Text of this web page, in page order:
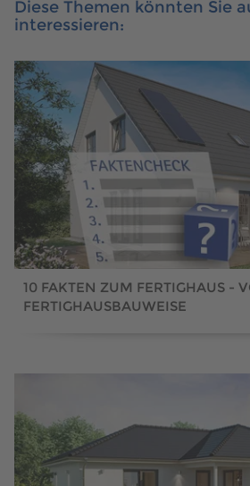
Diese Themen könnten Sie
interessieren:
10 FAKTEN ZUM FERTIGHAUS -
FERTIGHAUSBAUWEISE